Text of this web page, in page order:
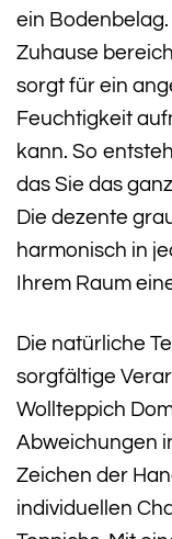
ein
Zuhause
sorgt für ein
Feuchtigkeit
kann. So
das Sie das
Die dezente
harmonisch in
Ihrem Raum
Die natürliche
sorgfältige
Wollteppich
Abweichungen
Zeichen der
individuellen